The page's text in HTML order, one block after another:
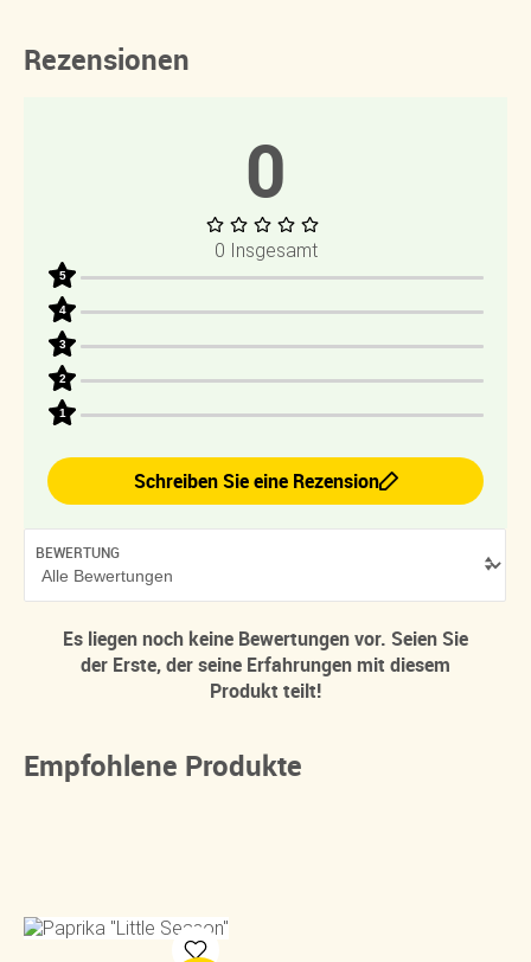
Rezensionen
0
0 Insgesamt
5
4
3
2
1
Schreiben Sie eine Rezension
BEWERTUNG
Es liegen noch keine Bewertungen vor. Seien Sie
der Erste, der seine Erfahrungen mit diesem
Produkt teilt!
Empfohlene Produkte